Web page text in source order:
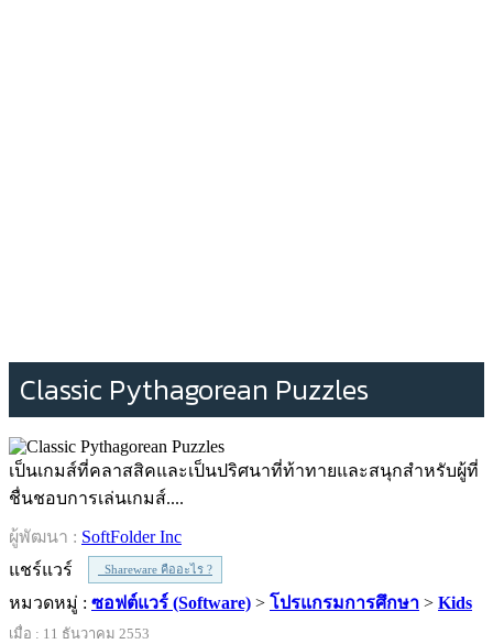
Classic Pythagorean Puzzles
เป็นเกมส์ที่คลาสสิคและเป็นปริศนาที่ท้าทายและสนุกสำหรับผู้ที่
ชื่นชอบการเล่นเกมส์....
ผู้พัฒนา : SoftFolder Inc
แชร์แวร์
Shareware คืออะไร ?
หมวดหมู่ : ซอฟต์แวร์ (Software) > โปรแกรมการศึกษา > Kids
เมื่อ : 11 ธันวาคม 2553